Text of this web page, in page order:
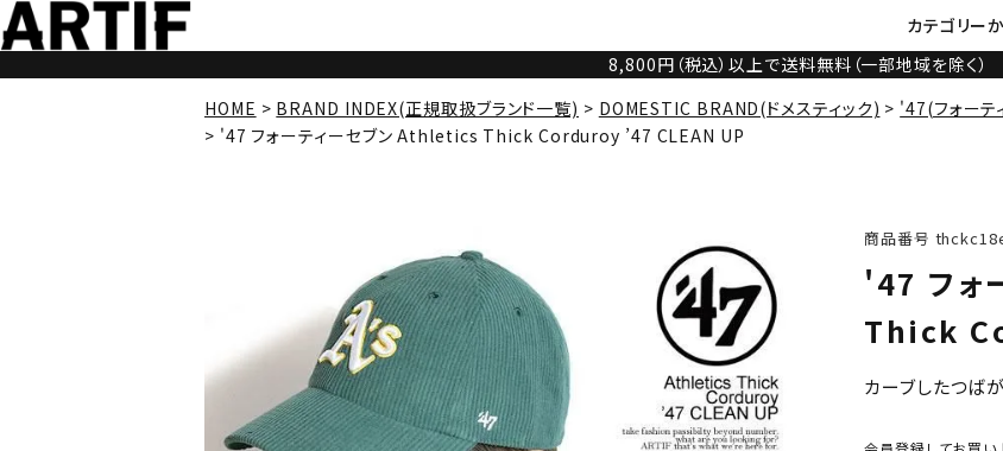
カテゴリー
8,800円（税込）以上で送料無料（一部地域を除く）
HOME
BRAND INDEX(正規取扱ブランド一覧) DOMESTIC BRAND(ドメスティック)
'47(フォーテ
'47 フォーティーセブン Athletics Thick Corduroy ’47 CLEAN UP
商品番号
'47 フォ
Thick
カーブしたつば